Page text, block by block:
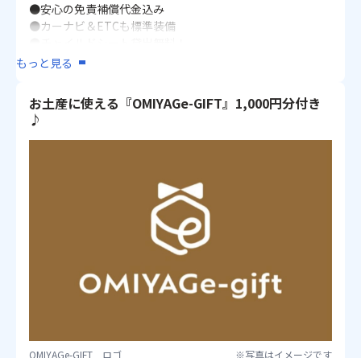
●安心の免責補償代金込み
●カーナビ＆ETCも標準装備
●追加代金で車種のアレンジも可能！
※禁煙車でのお手配となります。
※ガソリンは返却時、満タンにしてお返しください。
※6歳未満のお子様はベビーシート、チャイルドシート、ジ
ュニアシートを必ずご予約ください。シート利用時のお子
もっと見る
お土産に使える『OMIYAGe-GIFT』1,000円分付き
♪
OMIYAGe-GIFT ロゴ ※写真はイメージです